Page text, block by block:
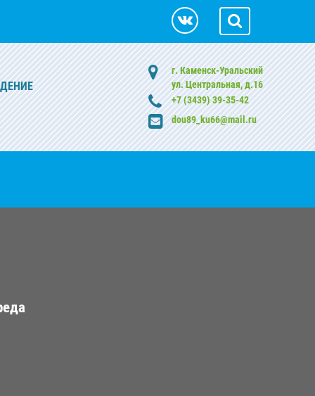
г. Каменск-Уральский
ул. Центральная, д.16
+7 (3439) 39-35-42
dou89_ku66@mail.ru